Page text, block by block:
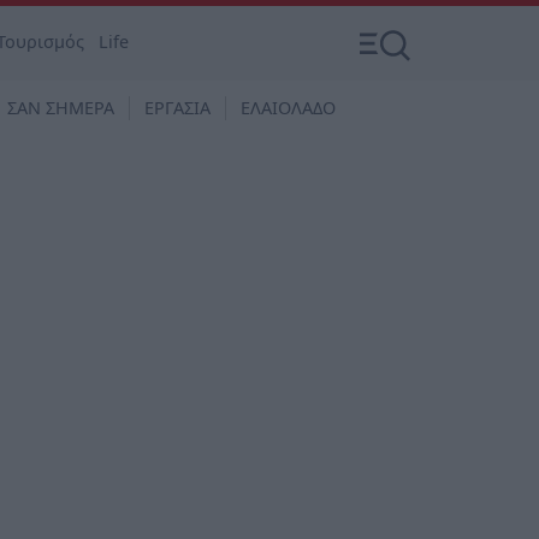
Life
ΣΑΝ ΣΗΜΕΡΑ ΕΡΓΑΣΙΑ ΕΛΑΙΟΛΑΔΟ